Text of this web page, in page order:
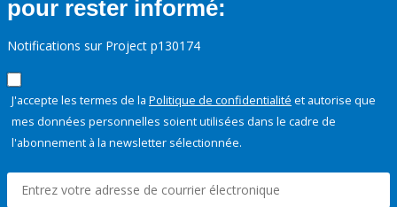
pour rester informé:
Notifications sur Project p130174
J'accepte les termes de la Politique de confidentialité et autorise que
mes données personnelles soient utilisées dans le cadre de
l'abonnement à la newsletter sélectionnée.